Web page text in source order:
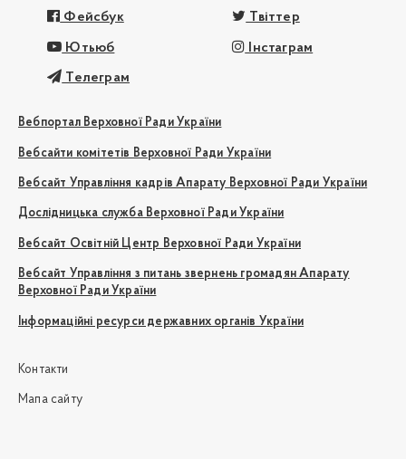
Фейсбук Твіттер
Ютьюб Інстаграм
Телеграм
Вебпортал Верховної Ради України
Вебсайти комітетів Верховної Ради України
Вебсайт Управління кадрів Апарату Верховної Ради України
Дослідницька служба Верховної Ради України
Вебсайт Освітній Центр Верховної Ради України
Вебсайт Управління з питань звернень громадян Апарату
Верховної Ради України
Інформаційні ресурси державних органів України
Контакти
Мапа сайту